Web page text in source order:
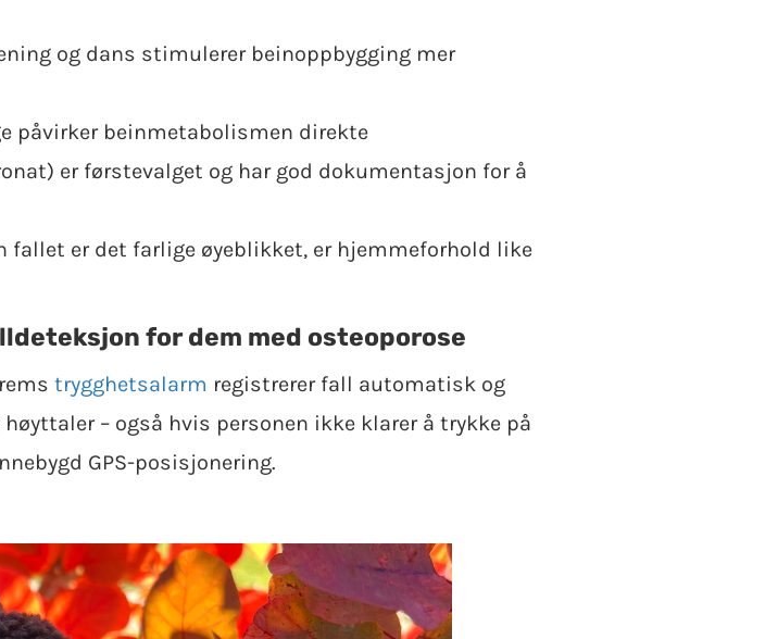
og dans stimulerer beinoppbygging mer
påvirker beinmetabolismen direkte
er førstevalget og har god dokumentasjon for å
fallet er det farlige øyeblikket, er hjemmeforhold like
for dem med osteoporose
trygghetsalarm registrerer fall automatisk og
– også hvis personen ikke klarer å trykke på
GPS-posisjonering.